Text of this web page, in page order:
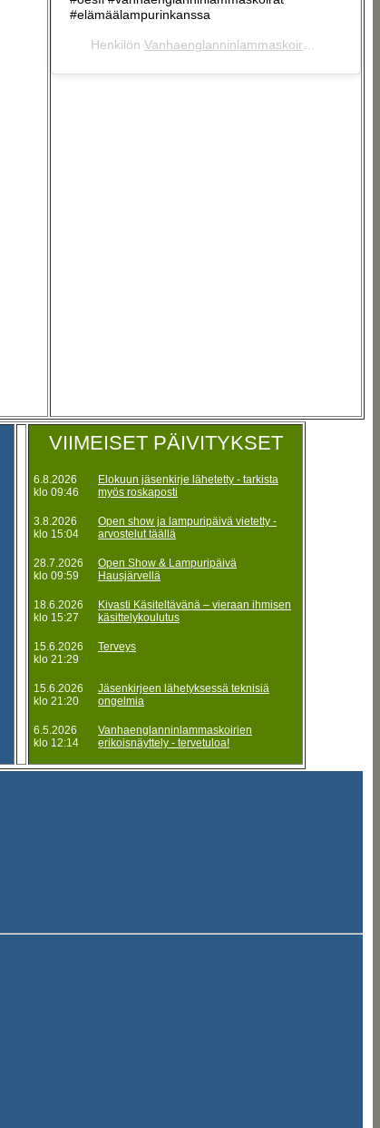
#elämäälampurinkanssa
Henkilön Vanhaenglanninlammaskoirat ry
VIIMEISET PÄIVITYKSET
6.8.2026
klo 09:46
Elokuun jäsenkirje lähetetty - tarkista
myös roskaposti
3.8.2026
klo 15:04
Open show ja lampuripäivä vietetty -
arvostelut täällä
28.7.2026
klo 09:59
Open Show & Lampuripäivä
Hausjärvellä
18.6.2026
klo 15:27
Kivasti Käsiteltävänä – vieraan ihmisen
käsittelykoulutus
15.6.2026
klo 21:29
Terveys
15.6.2026
klo 21:20
Jäsenkirjeen lähetyksessä teknisiä
ongelmia
6.5.2026
klo 12:14
Vanhaenglanninlammaskoirien
erikoisnäyttely - tervetuloa!